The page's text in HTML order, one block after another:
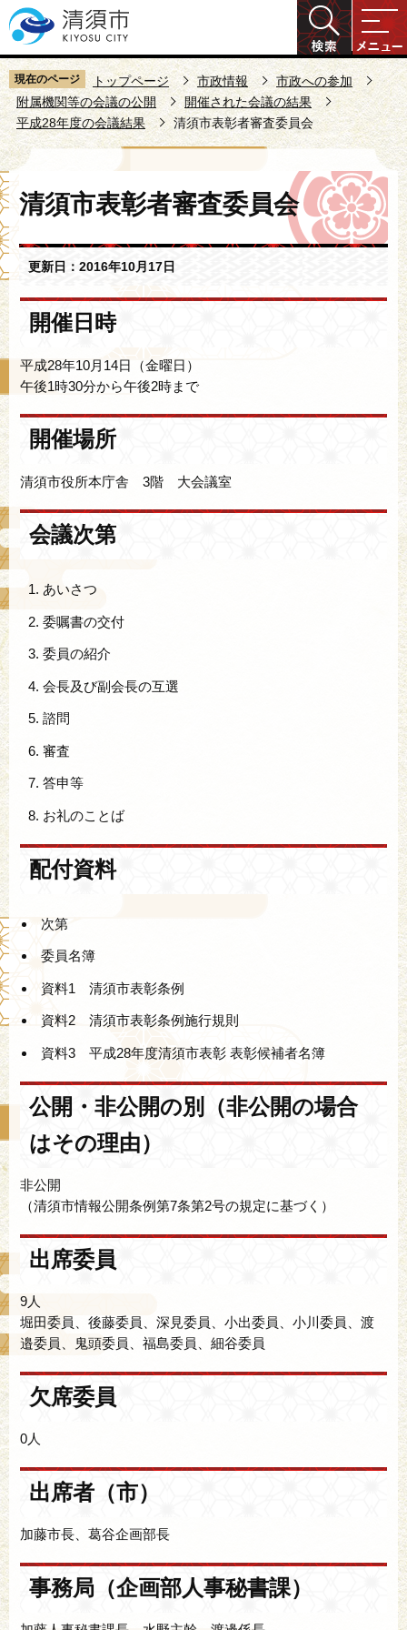
こ
の
ペ
ー
ジ
の
先
頭
で
す
現在のページ トップページ 市政情報
市政への参加
附属機関等の会議の公開
開催された会議の結果
平成28年度の会議結果
清須市表彰者審査委員会
文
こ
ら
清須市表彰者審査委員会
更新日：2016年10月17日
開催日時
平成28年10月14日（金曜日）
午後1時30分から午後2時まで
開催場所
清須市役所本庁舎 3階 大会議室
会議次第
あいさつ
委嘱書の交付
委員の紹介
会長及び副会長の互選
諮問
審査
答申等
お礼のことば
配付資料
次第
委員名簿
資料1 清須市表彰条例
資料2 清須市表彰条例施行規則
資料3 平成28年度清須市表彰 表彰候補者名簿
公開・非公開の別（非公開の場合
はその理由）
非公開
（清須市情報公開条例第7条第2号の規定に基づく）
出席委員
9人
堀田委員、後藤委員、深見委員、小出委員、小川委員、渡
邉委員、鬼頭委員、福島委員、細谷委員
欠席委員
0人
出席者（市）
加藤市長、葛谷企画部長
事務局（企画部人事秘書課）